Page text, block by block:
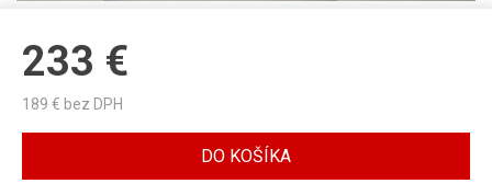
233 €
189 € bez DPH
DO KOŠÍKA